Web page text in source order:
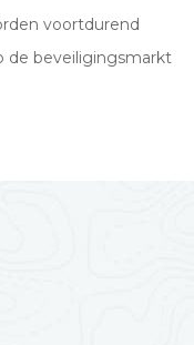
voortdurend
de beveiligingsmarkt